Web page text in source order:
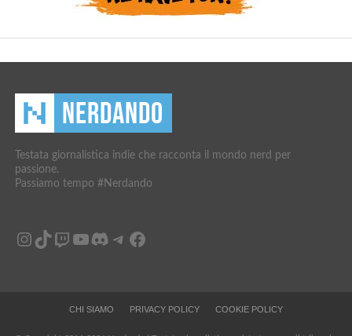
Testata giornalistica indie che racconta il mondo nerd per
passione.
Passiamo tempo #Nerdando
Instagram
TikTok
Twitch
YouTube
Discord
Telegram
Facebook
CHI SIAMO PRIVACY POLICY COOKIE POLICY